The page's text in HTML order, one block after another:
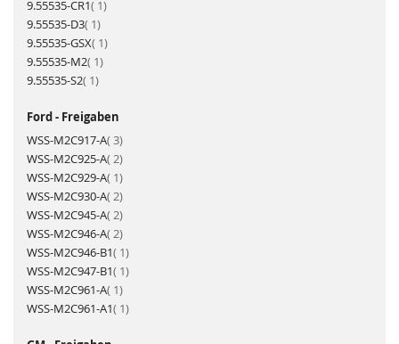
9.55535-CR1 1Artikel
9.55535-D3 1Artikel
9.55535-GSX 1Artikel
9.55535-M2 1Artikel
9.55535-S2 1Artikel
Ford - Freigaben
WSS-M2C917-A 3Artikel
WSS-M2C925-A 2Artikel
WSS-M2C929-A 1Artikel
WSS-M2C930-A 2Artikel
WSS-M2C945-A 2Artikel
WSS-M2C946-A 2Artikel
WSS-M2C946-B1 1Artikel
WSS-M2C947-B1 1Artikel
WSS-M2C961-A 1Artikel
WSS-M2C961-A1 1Artikel